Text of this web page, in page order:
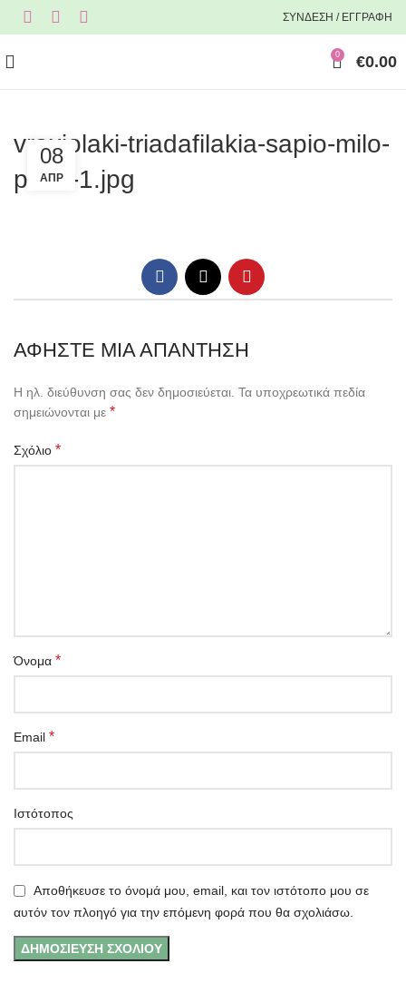
ΣΥΝΔΕΣΗ / ΕΓΓΡΑΦΗ
0 €0.00
vraxiolaki-triadafilakia-sapio-milo-
perla-1.jpg
08
ΑΠΡ
ΑΦΉΣΤΕ ΜΙΑ ΑΠΆΝΤΗΣΗ
Η ηλ. διεύθυνση σας δεν δημοσιεύεται. Τα υποχρεωτικά πεδία
σημειώνονται με *
Σχόλιο *
Όνομα *
Email *
Ιστότοπος
Αποθήκευσε το όνομά μου, email, και τον ιστότοπο μου σε
αυτόν τον πλοηγό για την επόμενη φορά που θα σχολιάσω.